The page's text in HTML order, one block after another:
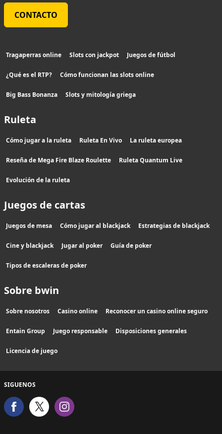
CONTACTO
Tragaperras online Slots con jackpot Juegos de fútbol
¿Qué es el RTP? Cómo funcionan las slots online
Big Bass Bonanza Slots y mitología griega
Ruleta
Cómo jugar a la ruleta Ruleta En Vivo La ruleta europea
Reseña de Mega Fire Blaze Roulette Ruleta Quantum Live
Evolución de la ruleta
Juegos de cartas
Juegos de mesa Cómo jugar al blackjack Estrategias de blackjack
Cine y blackjack Jugar al poker Guía de poker
Tipos de escaleras de poker
Sobre bwin
Sobre nosotros Casino online Reconocer un casino online seguro
Entain Group Juego responsable Disposiciones generales
Licencia de juego
SIGUENOS